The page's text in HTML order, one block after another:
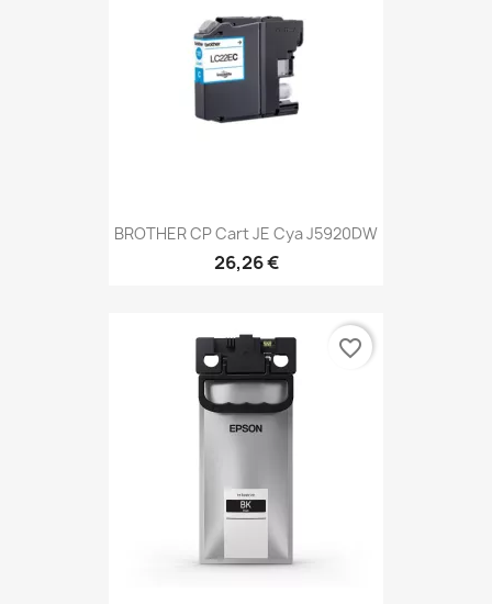
BROTHER CP Cart JE Cya J5920DW
26,26 €
favorite_border